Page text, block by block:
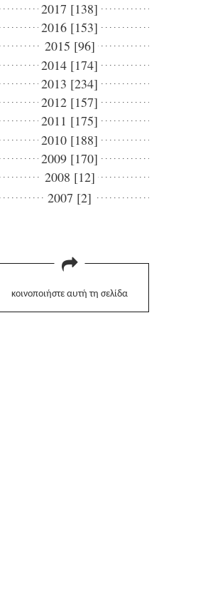
2017 [138]
2016 [153]
2015 [96]
2014 [174]
2013 [234]
2012 [157]
2011 [175]
2010 [188]
2009 [170]
2008 [12]
2007 [2]
κοινοποιήστε αυτή τη σελίδα